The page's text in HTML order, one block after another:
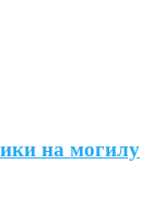
на могилу